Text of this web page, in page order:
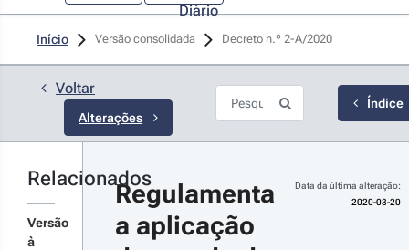
Diário
Início Versão consolidada Decreto n.º 2-A/2020
Voltar
Alterações
n.º 2-
da
do
de
detalhes
Índice
Relacionados
Versão
à
Regulamenta
a aplicação
Data da última alteração:
2020-03-20